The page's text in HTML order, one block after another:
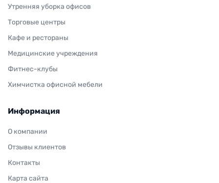
Утренняя уборка офисов
Торговые центры
Кафе и рестораны
Медицинские учреждения
Фитнес-клубы
Химчистка офисной мебели
Информация
О компании
Отзывы клиентов
Контакты
Карта сайта